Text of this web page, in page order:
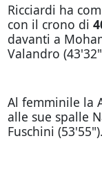
Ricciardi ha
con il crono di
davanti a
Valandro
Al femminile la
alle sue spalle
Fuschini (53'55").